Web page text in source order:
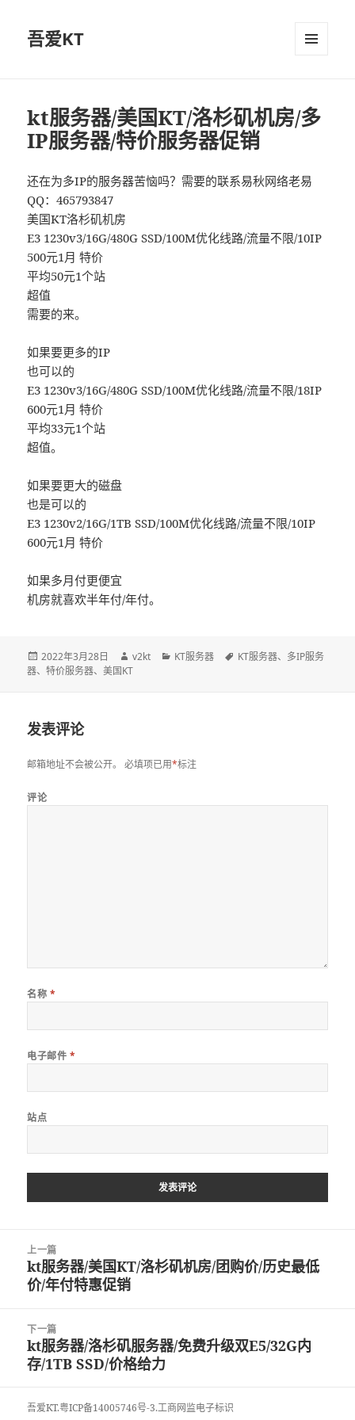
吾爱KT
kt服务器/美国KT/洛杉矶机房/多
IP服务器/特价服务器促销
还在为多IP的服务器苦恼吗？需要的联系易秋网络老易
QQ：465793847
美国KT洛杉矶机房
E3 1230v3/16G/480G SSD/100M优化线路/流量不限/10IP
500元1月 特价
平均50元1个站
超值
需要的来。
如果要更多的IP
也可以的
E3 1230v3/16G/480G SSD/100M优化线路/流量不限/18IP
600元1月 特价
平均33元1个站
超值。
如果要更大的磁盘
也是可以的
E3 1230v2/16G/1TB SSD/100M优化线路/流量不限/10IP
600元1月 特价
如果多月付更便宜
机房就喜欢半年付/年付。
发
布
2022年3月28日
作
者
v2kt
分
KT服务器
标
KT服务器、 多IP服务
器、特价服务器、美国KT
发表评论
邮箱地址不会被公开。 必填项已用*标注
评论
名称 *
电子邮件 *
站点
上一篇
上
篇
章：
kt服务器/美国KT/洛杉矶机房/团购价/历史最低
价/年付特惠促销
下一篇
下
篇
章：
kt服务器/洛杉矶服务器/免费升级双E5/32G内
存/1TB SSD/价格给力
吾爱KT.粤ICP备14005746号-3.工商网监电子标识